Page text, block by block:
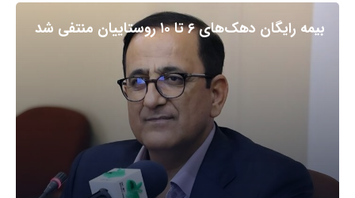
بیمه رایگان دهک‌های ۶ تا ۱۰ روستاییان منتفی شد